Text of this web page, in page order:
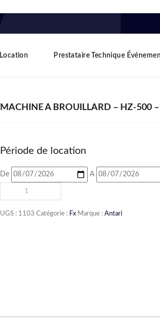
Location Prestataire Technique
MACHINE À BROUILLARD – HZ-500 –
Période de location
De A
UGS : 1103 Catégorie : Fx Marque : Antari